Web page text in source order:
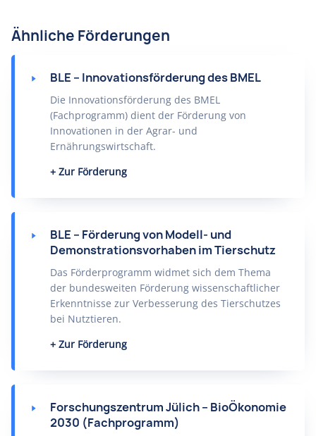
Ähnliche Förderungen
BLE – Innovationsförderung des BMEL
Die Innovationsförderung des BMEL
(Fachprogramm) dient der Förderung von
Innovationen in der Agrar- und
Ernährungswirtschaft.
Zur Förderung
BLE – Förderung von Modell- und
Demonstrationsvorhaben im Tierschutz
Das Förderprogramm widmet sich dem Thema
der bundesweiten Förderung wissenschaftlicher
Erkenntnisse zur Verbesserung des Tierschutzes
bei Nutztieren.
Zur Förderung
Forschungszentrum Jülich – BioÖkonomie
2030 (Fachprogramm)